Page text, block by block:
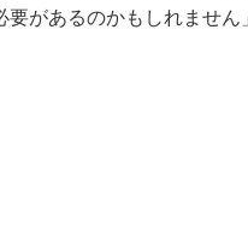
があるのかもしれません